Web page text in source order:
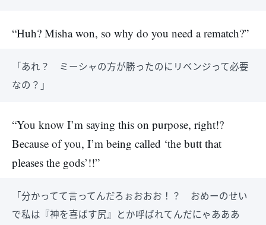
“Huh? Misha won, so why do you need a rematch?”
「あれ？ ミーシャの方が勝ったのにリベンジって必要
なの？」
“You know I’m saying this on purpose, right!?
Because of you, I’m being called ‘the butt that
pleases the gods’!!”
「分かってて言ってんだろぉおおお！？ おめーのせい
で私は『神を喜ばす尻』とか呼ばれてんだにゃあああ